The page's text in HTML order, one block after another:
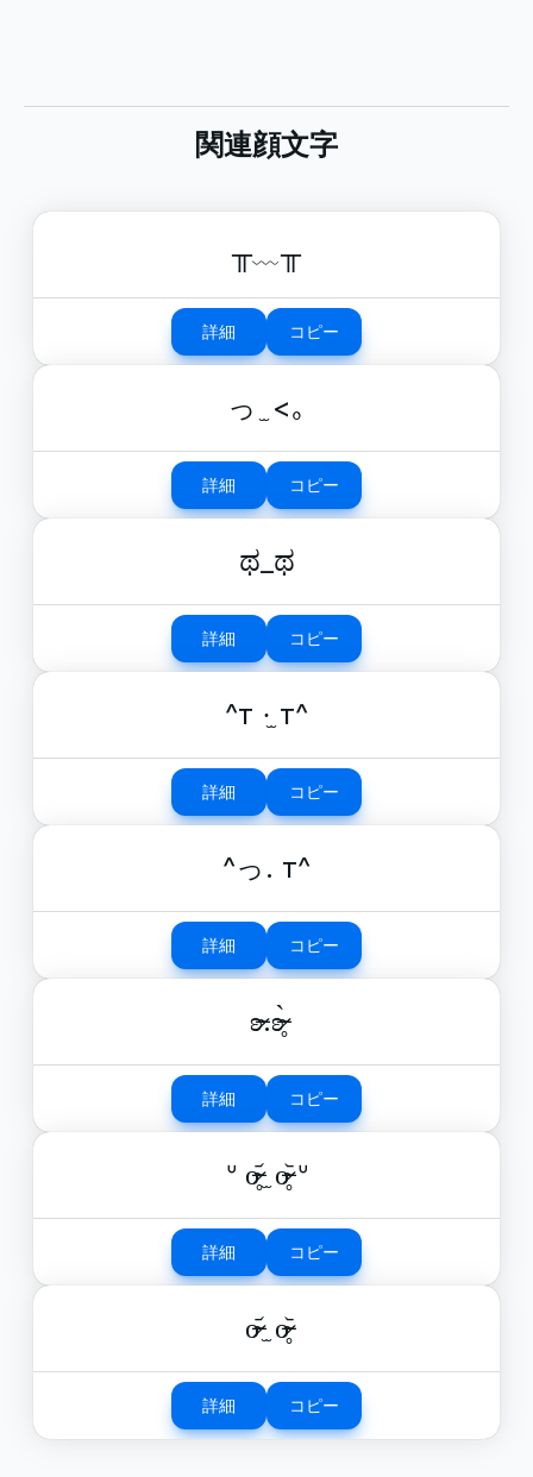
関連顔文字
╥﹏╥
詳細 コピー
っ ̫ <｡
詳細 コピー
ಥ_ಥ
詳細 コピー
^т ·̫ т^
詳細 コピー
^っ. т^
詳細 コピー
ʚ̴̶̷.ʚ̴̶̷̥̀
詳細 コピー
ᐡ o̴̶̷̥᷄ ̫ o̴̶̷̥᷅ ᐡ
詳細 コピー
o̴̶̷᷄ ̫ o̴̶̷̥᷅
詳細 コピー